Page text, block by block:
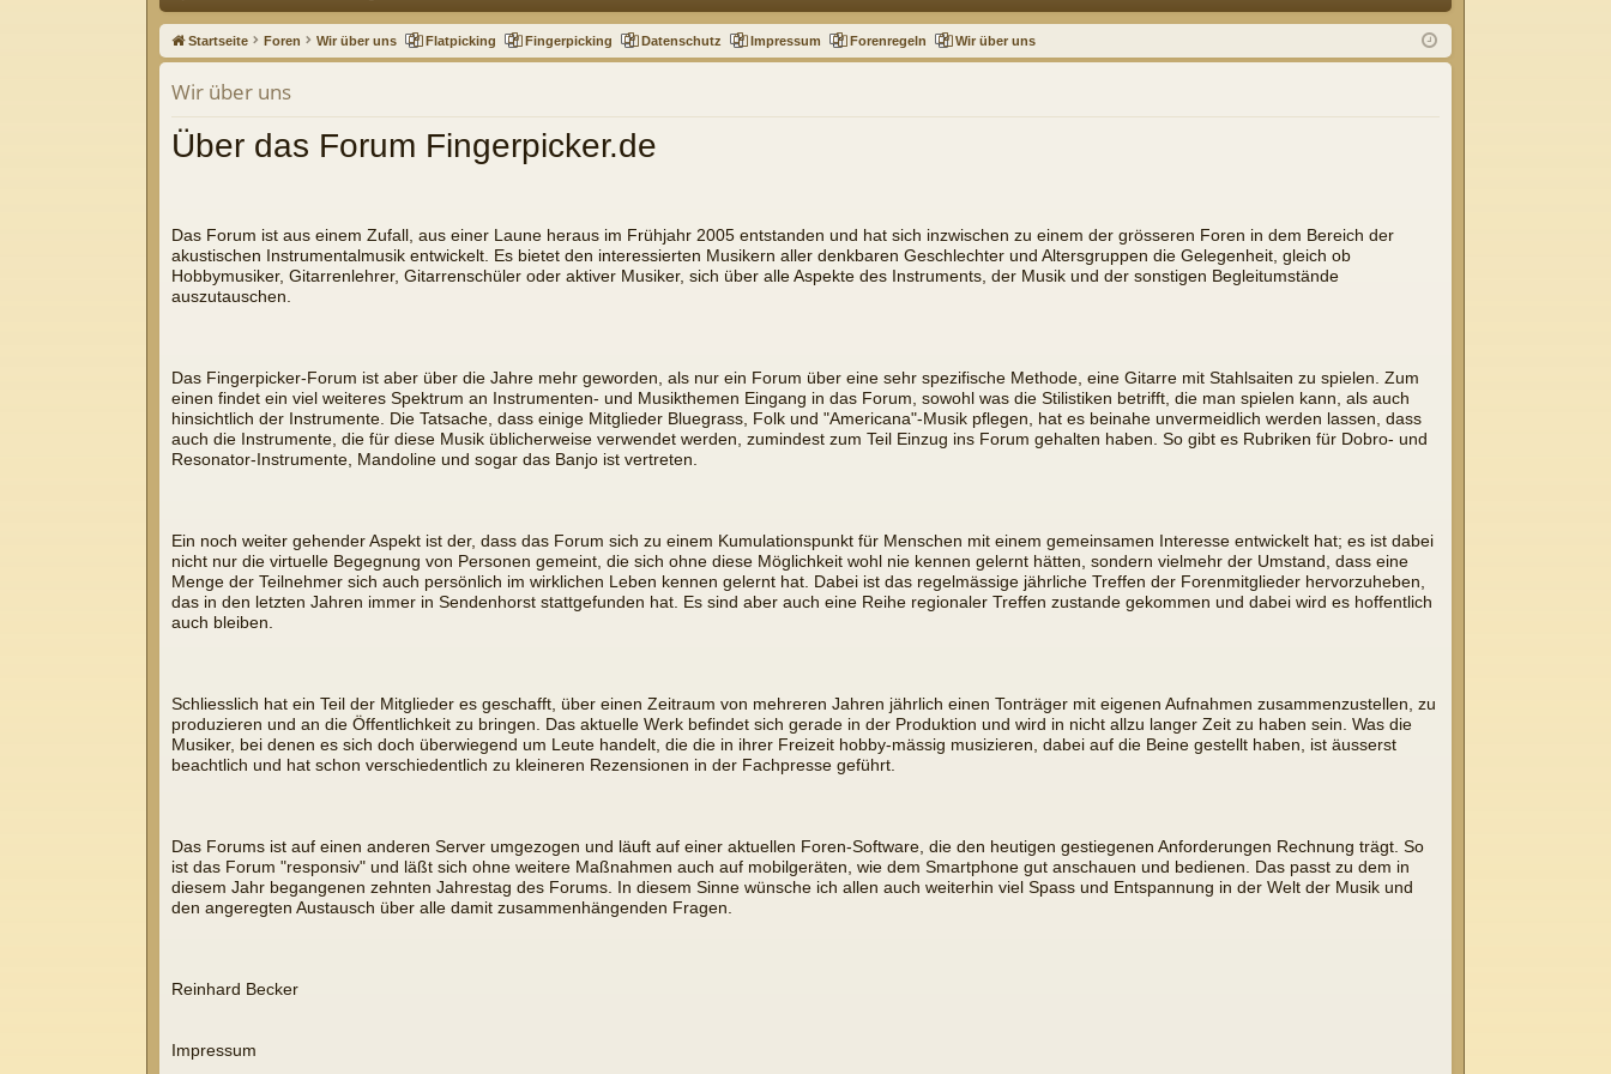
ne
llz
ug
riff
Q m
el
ist
rie
Startseite Foren Wir über uns Flatpicking Fingerpicking Datenschutz Impressum Forenregeln Wir über uns
Wir über uns
Über das Forum Fingerpicker.de
Das Forum ist aus einem Zufall, aus einer Laune heraus im Frühjahr 2005 entstanden und hat sich inzwischen zu einem der grösseren Foren in dem Bereich der
akustischen Instrumentalmusik entwickelt. Es bietet den interessierten Musikern aller denkbaren Geschlechter und Altersgruppen die Gelegenheit, gleich ob
Hobbymusiker, Gitarrenlehrer, Gitarrenschüler oder aktiver Musiker, sich über alle Aspekte des Instruments, der Musik und der sonstigen Begleitumstände
auszutauschen.
Das Fingerpicker-Forum ist aber über die Jahre mehr geworden, als nur ein Forum über eine sehr spezifische Methode, eine Gitarre mit Stahlsaiten zu spielen. Zum
einen findet ein viel weiteres Spektrum an Instrumenten- und Musikthemen Eingang in das Forum, sowohl was die Stilistiken betrifft, die man spielen kann, als auch
hinsichtlich der Instrumente. Die Tatsache, dass einige Mitglieder Bluegrass, Folk und "Americana"-Musik pflegen, hat es beinahe unvermeidlich werden lassen, dass
auch die Instrumente, die für diese Musik üblicherweise verwendet werden, zumindest zum Teil Einzug ins Forum gehalten haben. So gibt es Rubriken für Dobro- und
Resonator-Instrumente, Mandoline und sogar das Banjo ist vertreten.
Ein noch weiter gehender Aspekt ist der, dass das Forum sich zu einem Kumulationspunkt für Menschen mit einem gemeinsamen Interesse entwickelt hat; es ist dabei
nicht nur die virtuelle Begegnung von Personen gemeint, die sich ohne diese Möglichkeit wohl nie kennen gelernt hätten, sondern vielmehr der Umstand, dass eine
Menge der Teilnehmer sich auch persönlich im wirklichen Leben kennen gelernt hat. Dabei ist das regelmässige jährliche Treffen der Forenmitglieder hervorzuheben,
das in den letzten Jahren immer in Sendenhorst stattgefunden hat. Es sind aber auch eine Reihe regionaler Treffen zustande gekommen und dabei wird es hoffentlich
auch bleiben.
Schliesslich hat ein Teil der Mitglieder es geschafft, über einen Zeitraum von mehreren Jahren jährlich einen Tonträger mit eigenen Aufnahmen zusammenzustellen, zu
produzieren und an die Öffentlichkeit zu bringen. Das aktuelle Werk befindet sich gerade in der Produktion und wird in nicht allzu langer Zeit zu haben sein. Was die
Musiker, bei denen es sich doch überwiegend um Leute handelt, die die in ihrer Freizeit hobby-mässig musizieren, dabei auf die Beine gestellt haben, ist äusserst
beachtlich und hat schon verschiedentlich zu kleineren Rezensionen in der Fachpresse geführt.
Das Forums ist auf einen anderen Server umgezogen und läuft auf einer aktuellen Foren-Software, die den heutigen gestiegenen Anforderungen Rechnung trägt. So
ist das Forum "responsiv" und läßt sich ohne weitere Maßnahmen auch auf mobilgeräten, wie dem Smartphone gut anschauen und bedienen. Das passt zu dem in
diesem Jahr begangenen zehnten Jahrestag des Forums. In diesem Sinne wünsche ich allen auch weiterhin viel Spass und Entspannung in der Welt der Musik und
den angeregten Austausch über alle damit zusammenhängenden Fragen.
Reinhard Becker
Impressum